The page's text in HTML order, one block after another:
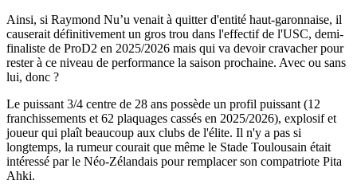
Ainsi, si Raymond Nu’u venait à quitter d'entité haut-garonnaise, il
causerait définitivement un gros trou dans l'effectif de l'USC, demi-
finaliste de ProD2 en 2025/2026 mais qui va devoir cravacher pour
rester à ce niveau de performance la saison prochaine. Avec ou sans
lui, donc ?
Le puissant 3/4 centre de 28 ans possède un profil puissant (12
franchissements et 62 plaquages cassés en 2025/2026), explosif et
joueur qui plaît beaucoup aux clubs de l'élite. Il n'y a pas si
longtemps, la rumeur courait que même le Stade Toulousain était
intéressé par le Néo-Zélandais pour remplacer son compatriote Pita
Ahki.